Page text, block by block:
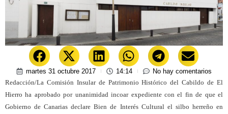
martes 31 octubre 2017 14:14
No hay comentarios
Redacción/La Comisión Insular de Patrimonio Histórico del Cabildo de El
Hierro ha aprobado por unanimidad incoar expediente con el fin de que el
Gobierno de Canarias declare Bien de Interés Cultural el silbo herreño en